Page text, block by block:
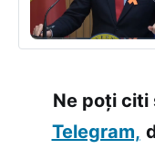
Ne poți citi
Telegram,